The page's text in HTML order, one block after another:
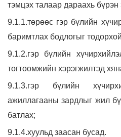
тэмцэх талаар дараахь бүрэн
9.1.1.төрөөс гэр бүлийн
баримтлах бодлогыг
9.1.2.гэр бүлийн
тогтоомжийн хэрэгжилтэд
9.1.3.гэр бүлийн
ажиллагааны зардлыг жил
батлах;
9.1.4.хуульд заасан бусад.